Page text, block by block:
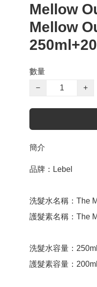
Mellow
Mellow
數量
−
+
簡介
品牌：Lebel
洗髮水名稱：The
護髮素名稱：The
洗髮水容量：250ml
護髮素容量：200ml